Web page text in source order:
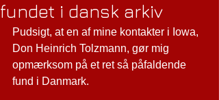
fundet i dansk arkiv
Pudsigt, at en af mine kontakter i Iowa,
Don Heinrich Tolzmann, gør mig
opmærksom på et ret så påfaldende
fund i Danmark.